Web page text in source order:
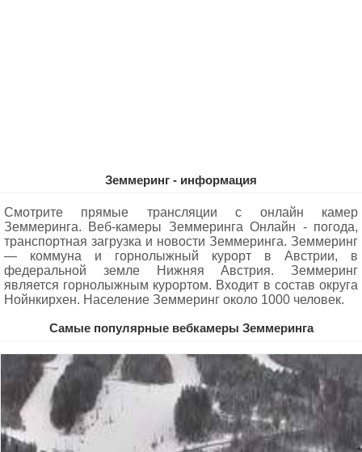
Земмеринг - информация
Смотрите прямые трансляции с онлайн камер
Земмеринга. Веб-камеры Земмеринга Oнлайн - погода,
транспортная загрузка и новости Земмеринга. Земмеринг
— коммуна и горнолыжный курорт в Австрии, в
федеральной земле Нижняя Австрия. Земмеринг
является горнолыжным курортом. Входит в состав округа
Нойнкирхен. Население Земмеринг около 1000 человек.
Самые популярные вебкамеры Земмеринга